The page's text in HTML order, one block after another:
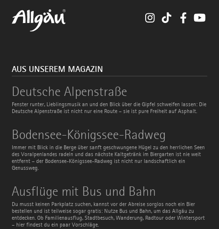
InstagramTikTok
AUS UNSEREM MAGAZIN
Deutsche Alpenstraße
Fenster runter, Lieblingsmusik an und den Blick über die Gipfel schweifen lassen: Die
Deutsche Alpenstraße ist nicht nur eine Route – sie ist pure Freiheit auf Asphalt.
Deutsche
Alpenstraße
Bodensee-Königssee-Radweg
Immer mit Blick in die Berge über sanft geschwungene Hügel zu den herrlichen Seen
des Voralpenlandes radeln und das nächste Kaltgetränk im Biergarten ist nie weit
entfernt – der Bodensee-Königssee-Radweg ist nicht nur landschaftlich ein
Genussweg.
Bodensee-
Königssee-
Radweg
Ausflüge mit Bus und Bahn
Du musst keinen Parkplatz suchen, kannst vor der Abreise sorglos noch ein Bier
bestellen und ist teilweise sogar gratis: Nutze Bus und Bahn, um das Allgäu zu
entdecken. Ob Familienausflug, Stadtbesuch, Wanderung, Radtour oder Wintersport
– hier findest du ein paar Vorschläge.
Ausflüge
mit
Bus
und
Bahn